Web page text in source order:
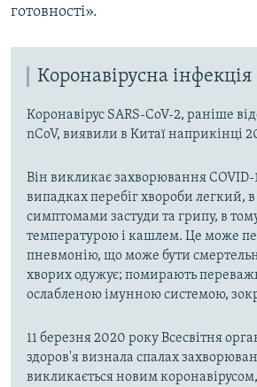
готовності».
Коронавірусна
Коронавірус SARS-CoV-2, раніше
nCoV, виявили в Китаї наприкінці
Він викликає захворювання
випадках перебіг хвороби легкий, в
симптомами застуди та грипу, в
температурою і кашлем. Це може
пневмонію, що може бути
хворих одужує; помирають
ослабленою імунною системою,
11 березня 2020 року Всесвітня
здоров'я визнала спалах
викликається новим